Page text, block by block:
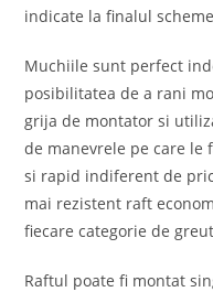
indicate la finalul
Muchiile sunt perfect
posibilitatea de a rani
grija de montator si
de manevrele pe care le
si rapid indiferent de
mai rezistent raft
fiecare categorie de
Raftul poate fi montat